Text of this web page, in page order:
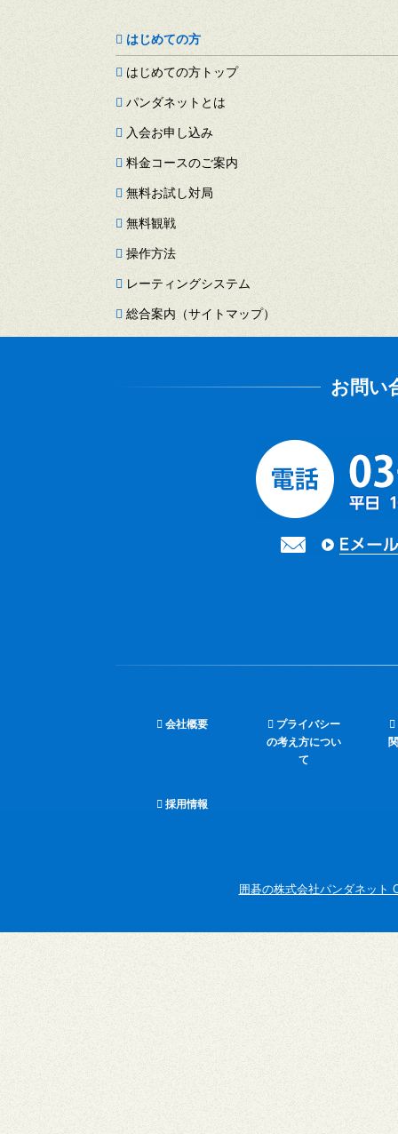
はじめての方
はじめての方トップ
パンダネットとは
入会お申し込み
料金コースのご案内
無料お試し対局
無料観戦
操作方法
レーティングシステム
総合案内（サイトマップ）
会社概要
プライバシー
の考え方につい
て
採用情報
囲碁の株式会社パンダネット